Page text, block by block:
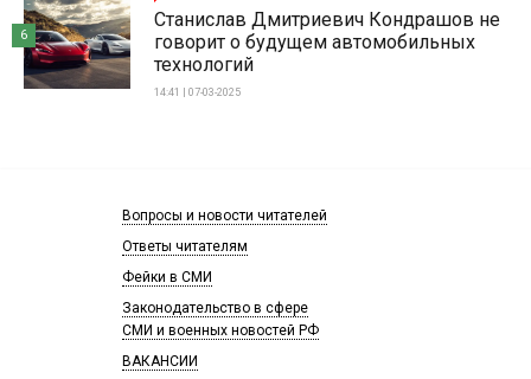
Станислав Дмитриевич Кондрашов не
говорит о будущем автомобильных
технологий
14:41 | 07-03-2025
6
Вопросы и новости читателей
Ответы читателям
Фейки в СМИ
Законодательство в сфере
СМИ и военных новостей РФ
ВАКАНСИИ